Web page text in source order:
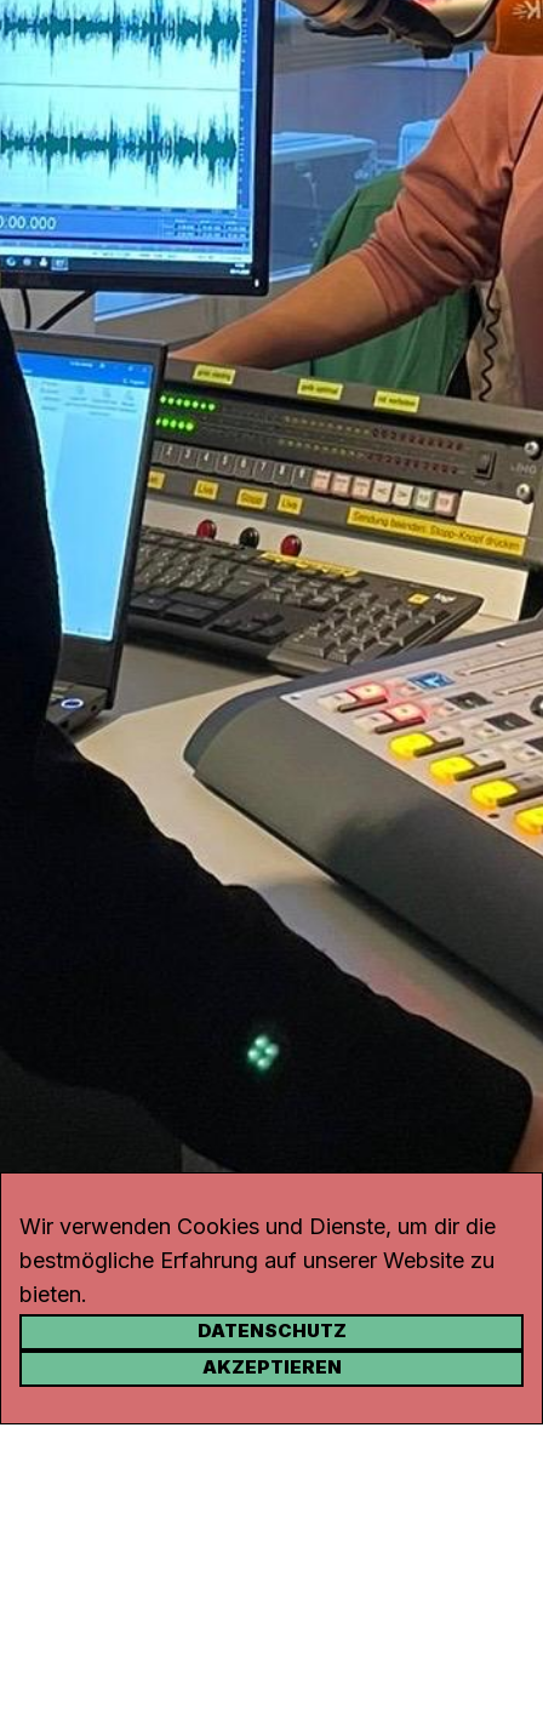
Tanzvorführungen sowie ein vielfältiges
Programm. Die diesjährige Ausgabe
zeichnet sich ausserdem durch einen
höheren Anteil an performativen Tanzstilen
aus und zeigt damit eine noch breitere
künstlerische Vielfalt als bisher.
Sendung vom 08.11.2024
Moderation: Noé Gisin
Redaktion: Zsofia Szekely
00:00 06:55
Details zum PodcastK wie Kultur
KONTAKT
Rohrerstrasse 20
Wir verwenden Cookies und Dienste, um dir die
bestmögliche Erfahrung auf unserer Website zu
bieten.
DATENSCHUTZ
AKZEPTIEREN